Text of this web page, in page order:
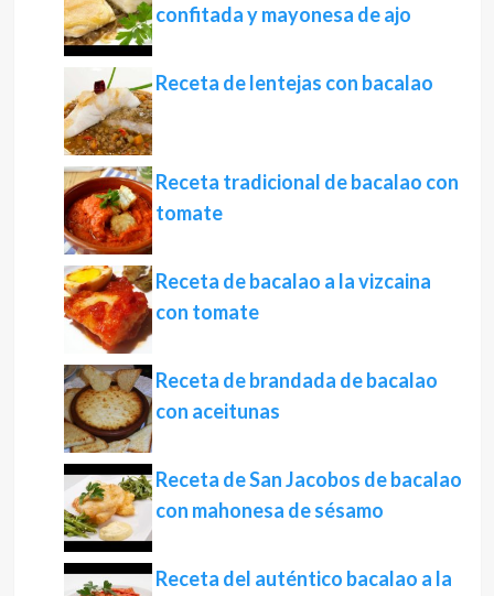
confitada y mayonesa de ajo
Receta de lentejas con bacalao
Receta tradicional de bacalao con
tomate
Receta de bacalao a la vizcaina
con tomate
Receta de brandada de bacalao
con aceitunas
Receta de San Jacobos de bacalao
con mahonesa de sésamo
Receta del auténtico bacalao a la